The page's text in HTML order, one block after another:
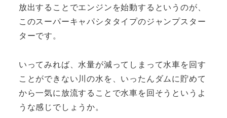
放出することでエンジンを始動するというのが、
このスーパーキャパシタタイプのジャンプスター
ターです。
いってみれば、水量が減ってしまって水車を回す
ことができない川の水を、いったんダムに貯めて
から一気に放流することで水車を回そうというよ
うな感じでしょうか。